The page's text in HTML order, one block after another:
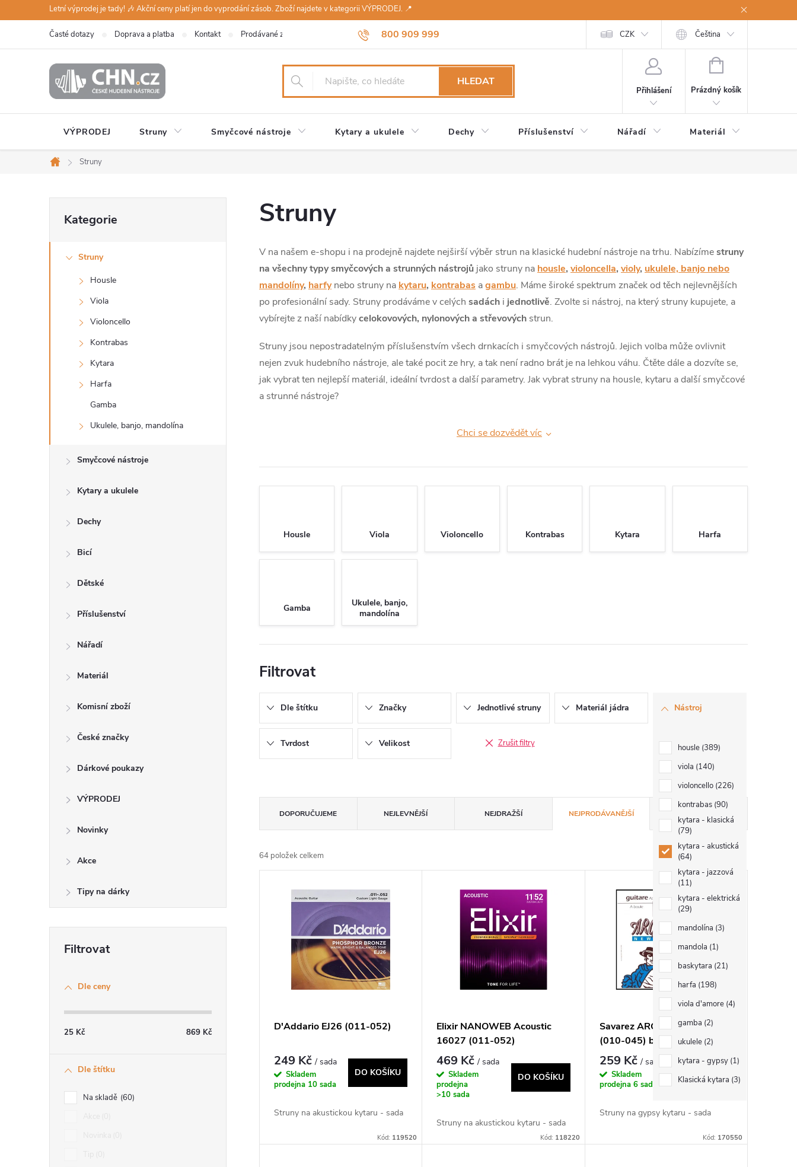
na
Letní výprodej je tady! 🎶 Akční ceny platí jen do vyprodání zásob. Zboží najdete v kategorii VÝPRODEJ. 📍
800 909 999
Časté dotazy Doprava a platba Kontakt Prodávané značky Návody a údržba Reklamace Odstoupení od kupní smlouvy
CZK Čeština
HLEDAT
Přihlášení
NÁKUPNÍ
Prázdný košík
VÝPRODEJ Struny Smyčcové nástroje Kytary a ukulele Dechy Příslušenství Nářadí Materiál
Domů
Struny
o
í
kategorie
Kategorie
Struny
Housle
Viola
Violoncello
Kontrabas
Kytara
Harfa
Gamba
Ukulele, banjo, mandolína
Smyčcové nástroje
Kytary a ukulele
Dechy
Bicí
Dětské
Příslušenství
Nářadí
Materiál
Komisní zboží
České značky
Dárkové poukazy
VÝPRODEJ
Novinky
Akce
Tipy na dárky
Dle ceny
25 Kč 869 Kč
Dle štítku
Na skladě 60
Struny
V na našem e-shopu i na prodejně najdete nejširší výběr strun na klasické hudební nástroje na trhu. Nabízímestruny
na všechny typy smyčcových a strunných nástrojů jako struny na housle, violoncella, violy, ukulele, banjo nebo
mandolíny, harfy nebo struny na kytaru, kontrabas agambu. Máme široké spektrum značek od těch nejlevnějších
po profesionální sady. Struny prodáváme v celých sadách i jednotlivě. Zvolte si nástroj, na který struny kupujete, a
vybírejte z naší nabídkycelokovových, nylonových a střevových strun.
Struny jsou nepostradatelným příslušenstvím všech drnkacích i smyčcových nástrojů. Jejich volba může ovlivnit
nejen zvuk hudebního nástroje, ale také pocit ze hry, a tak není radno brát je na lehkou váhu. Čtěte dále a dozvíte se,
jak vybrat ten nejlepší materiál, ideální tvrdost a další parametry. Jak vybrat struny na housle, kytaru a další smyčcové
a strunné nástroje?
Chci se dozvědět víc
Housle Viola Violoncello Kontrabas Kytara Harfa
Gamba
Ukulele, banjo,
mandolína
Filtrovat
Dle štítku Značky Jednotlivé struny Materiál jádra Nástroj
housle 389
viola 140
violoncello 226
kontrabas 90
kytara - klasická
79
kytara - akustická
64
kytara - jazzová
11
kytara - elektrická
29
mandolína 3
mandola 1
baskytara 21
harfa 198
viola d'amore 4
gamba 2
ukulele 2
kytara - gypsy 1
Klasická kytara 3
Tvrdost Velikost Zrušit filtry
a
z
k
DOPORUČUJEME NEJLEVNĚJŠÍ NEJDRAŽŠÍ NEJPRODÁVANĚJŠÍ
64 položek celkem
u
D'Addario EJ26 (011-052)
249 Kč/ sada
Skladem
prodejna 10 sada
DO KOŠÍKU
Struny na akustickou kytaru - sada
Kód: 119520
Elixir NANOWEB Acoustic
16027 (011-052)
469 Kč/ sada
Skladem
prodejna
>10 sada
DO KOŠÍKU
Struny na akustickou kytaru - sada
Kód: 118220
Savarez ARGENTINE 1610
(010-045) ball
259 Kč/ sada
Skladem
prodejna 6 sada
Struny na gypsy kytaru - sada
Kód: 170550